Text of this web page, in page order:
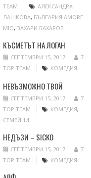
TEAM
АЛЕКСАНДРА
ЛАШКОВА, БЪЛГАРИЯ AMORE
MIO, ЗАХАРИ БАХАРОВ
КЪСМЕТЪТ НА ЛОГАН
СЕПТЕМВРИ 15, 2017
7
TOP TEAM
КОМЕДИЯ
НЕВЪЗМОЖНО ТВОЙ
СЕПТЕМВРИ 15, 2017
7
TOP TEAM
КОМЕДИЯ,
СЕМЕЙНИ
НЕДЪЗИ – SICKO
СЕПТЕМВРИ 15, 2017
7
TOP TEAM
КОМЕДИЯ